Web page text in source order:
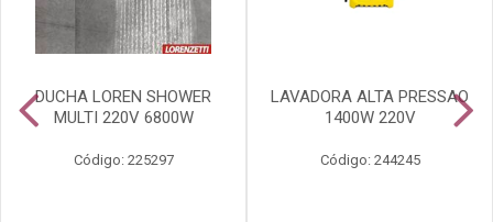
DUCHA LOREN SHOWER
MULTI 220V 6800W
Código: 225297
LAVADORA ALTA PRESSAO
1400W 220V
Código: 244245